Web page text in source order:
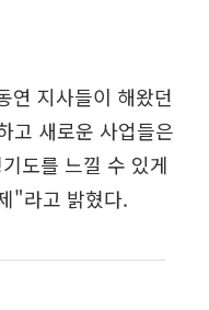
연 지사들이 해왔던
고 새로운 사업들은
도를 느낄 수 있게
"라고 밝혔다.